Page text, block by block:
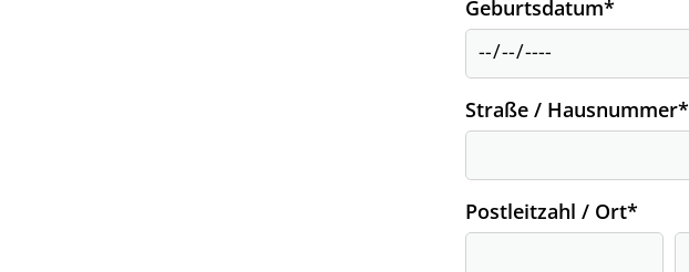
Geburtsdatum*
Straße / Hausnummer*
Postleitzahl / Ort*